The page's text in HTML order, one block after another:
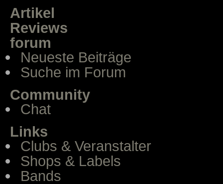
Artikel
Reviews
forum
Neueste Beiträge
Suche im Forum
Community
Chat
Links
Clubs & Veranstalter
Shops & Labels
Bands